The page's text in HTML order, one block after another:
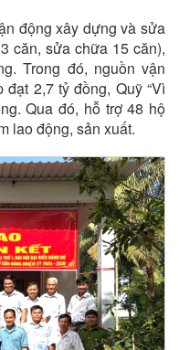
động xây dựng và sửa
căn, sửa chữa 15 căn),
Trong đó, nguồn vận
2,7 tỷ đồng, Quỹ “Vì
Qua đó, hỗ trợ 48 hộ
lao động, sản xuất.